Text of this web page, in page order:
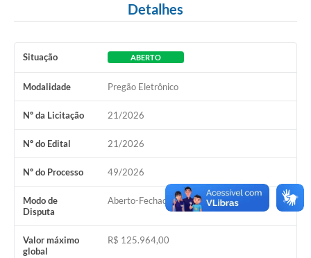
Contratos
Intranet
Emails da Prefeitura
Ouvidoria
Audiências Públicas
Arquivos para Download
Carta de Serviços
Detalhes
Situação ABERTO
Modalidade Pregão Eletrônico
Nº da Licitação 21/2026
Nº do Edital 21/2026
Nº do Processo 49/2026
Modo de
Disputa
Aberto-Fechado
Valor máximo
global
R$ 125.964,00